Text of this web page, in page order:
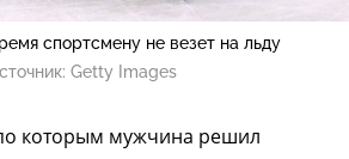
спортсмену не везет на льду
Getty Images
которым мужчина решил